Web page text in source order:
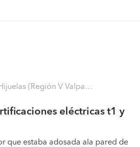
(Región V Valparaíso - Quillota)
eléctricas t1 y
que estaba adosada ala pared de